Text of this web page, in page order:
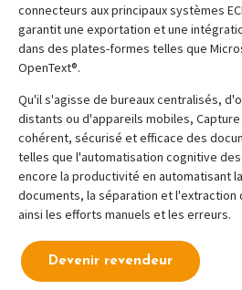
connecteurs aux principaux systèmes
garantit une exportation et une
dans des plates-formes telles que
OpenText®.
Qu'il s'agisse de bureaux centralisés,
distants ou d'appareils mobiles,
cohérent, sécurisé et efficace des
telles que l'automatisation cognitive
encore la productivité en automatisant
documents, la séparation et l'extraction
ainsi les efforts manuels et les erreurs.
Devenir revendeur